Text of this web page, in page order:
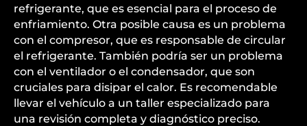
refrigerante, que es esencial para el proceso de
enfriamiento. Otra posible causa es un problema
con el compresor, que es responsable de circular
el refrigerante. También podría ser un problema
con el ventilador o el condensador, que son
cruciales para disipar el calor. Es recomendable
llevar el vehículo a un taller especializado para
una revisión completa y diagnóstico preciso.